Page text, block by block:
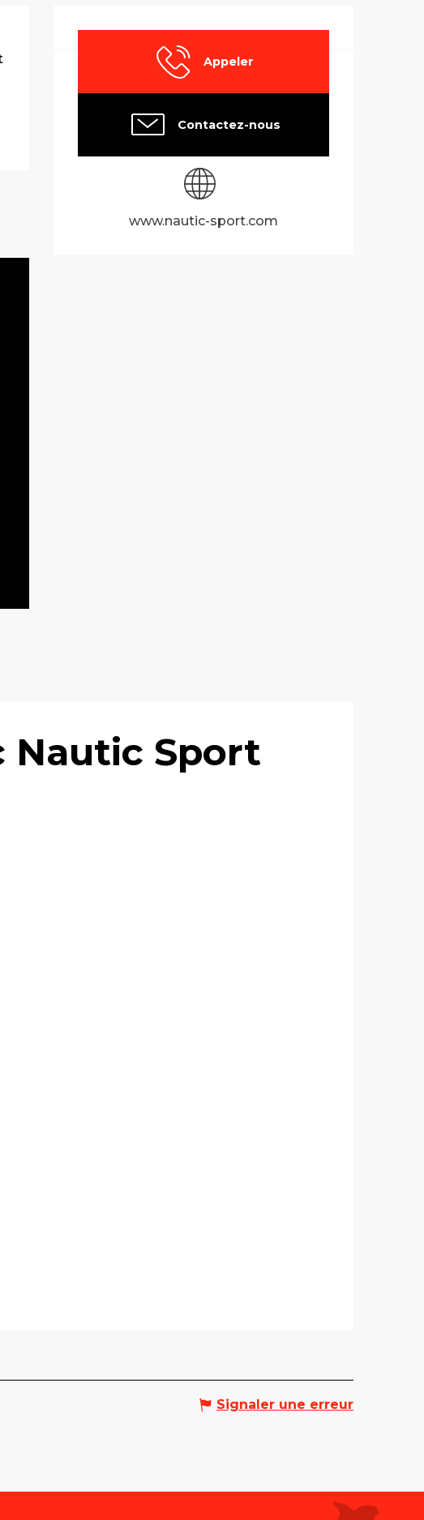
Ouverture et
Appeler
Contactez-nous
www.nautic-sport.com
Nautic Sport
Signaler une erreur